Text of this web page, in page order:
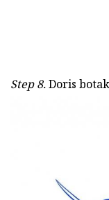
Step 8.Doris